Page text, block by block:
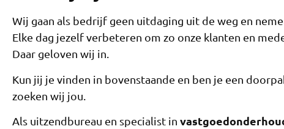
Wij gaan als bedrijf geen uitdaging uit de weg en
Elke dag jezelf verbeteren om zo onze klanten en
Daar geloven wij in.
Kun jij je vinden in bovenstaande en ben je een
zoeken wij jou.
Als uitzendbureau en specialist in